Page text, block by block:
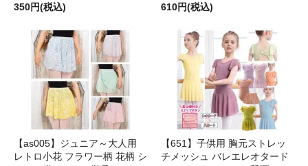
350円(税込)
610円(税込)
【as005】ジュニア～大人用
レトロ小花 フラワー柄 花柄 シ
【651】子供用 胸元ストレッ
チメッシュ バレエレオタード